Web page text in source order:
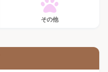
その他